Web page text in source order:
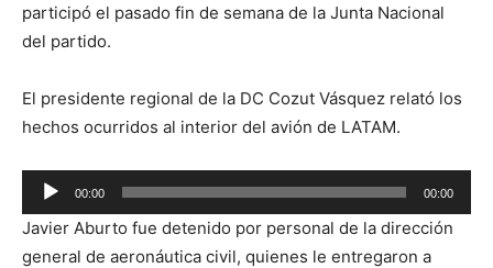
participó el pasado fin de semana de la Junta Nacional
del partido.
El presidente regional de la DC Cozut Vásquez relató los
hechos ocurridos al interior del avión de LATAM.
Reproductor
de
audio
00:00 00:00
Javier Aburto fue detenido por personal de la dirección
general de aeronáutica civil, quienes le entregaron a